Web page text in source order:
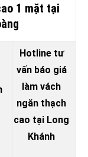
1 mặt tại
Hotline tư
vấn báo giá
làm vách
ngăn thạch
cao tại Long
Khánh